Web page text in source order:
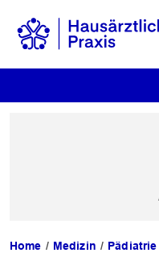
Home Medizin
Pädiatrie